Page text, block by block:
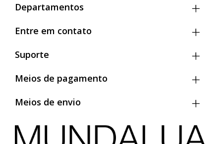
Departamentos
Entre em contato
Suporte
Meios de pagamento
Meios de envio